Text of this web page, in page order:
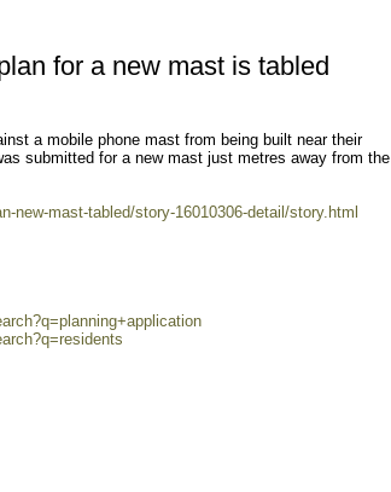
for a new mast is tabled
a mobile phone mast from being built near their
submitted for a new mast just metres away from the
new-mast-tabled/story-16010306-detail/story.html